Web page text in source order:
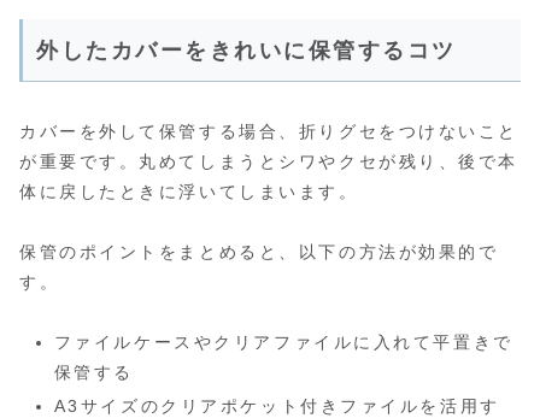
外したカバーをきれいに保管するコツ
カバーを外して保管する場合、折りグセをつけないこと
が重要です。丸めてしまうとシワやクセが残り、後で本
体に戻したときに浮いてしまいます。
保管のポイントをまとめると、以下の方法が効果的で
す。
ファイルケースやクリアファイルに入れて平置きで
保管する
A3サイズのクリアポケット付きファイルを活用す